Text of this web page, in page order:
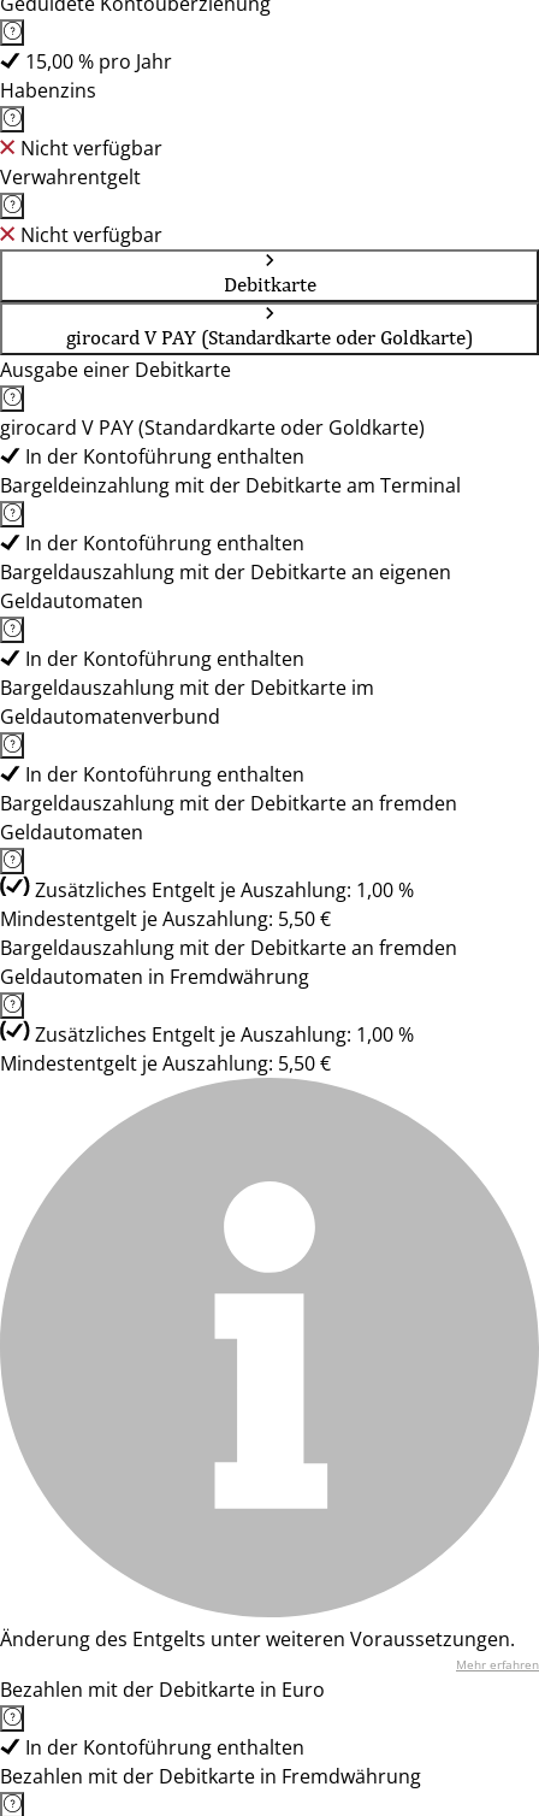
15,00 % pro Jahr
Habenzins
Nicht verfügbar
Verwahrentgelt
Nicht verfügbar
Debitkarte
girocard V PAY (Standardkarte oder Goldkarte)
Ausgabe einer Debitkarte
girocard V PAY (Standardkarte oder Goldkarte)
In der Kontoführung enthalten
Bargeldeinzahlung mit der Debitkarte am Terminal
In der Kontoführung enthalten
Bargeldauszahlung mit der Debitkarte an eigenen
Geldautomaten
In der Kontoführung enthalten
Bargeldauszahlung mit der Debitkarte im
Geldautomatenverbund
In der Kontoführung enthalten
Bargeldauszahlung mit der Debitkarte an fremden
Geldautomaten
Zusätzliches Entgelt je Auszahlung: 1,00 %
Mindestentgelt je Auszahlung: 5,50 €
Bargeldauszahlung mit der Debitkarte an fremden
Geldautomaten in Fremdwährung
Zusätzliches Entgelt je Auszahlung: 1,00 %
Mindestentgelt je Auszahlung: 5,50 €
Änderung des Entgelts unter weiteren Voraussetzungen.
Mehr erfahren
Bezahlen mit der Debitkarte in Euro
In der Kontoführung enthalten
Bezahlen mit der Debitkarte in Fremdwährung